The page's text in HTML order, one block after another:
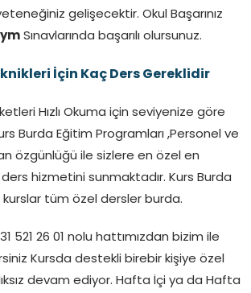
gelişecektir. Okul Başarınız
Sınavlarında başarılı olursunuz.
İçin Kaç Ders Gereklidir
Hızlı Okuma için seviyenize göre
Burda Eğitim Programları ,Personel ve
özgünlüğü ile sizlere en özel en
hizmetini sunmaktadır. Kurs Burda
kurslar tüm özel dersler burda.
521 26 01 nolu hattımızdan bizim ile
Kursda destekli birebir kişiye özel
devam ediyor. Hafta İçi ya da Hafta